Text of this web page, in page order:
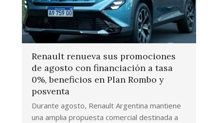
Renault renueva sus promociones
de agosto con financiación a tasa
0%, beneficios en Plan Rombo y
posventa
Durante agosto, Renault Argentina mantiene
una amplia propuesta comercial destinada a